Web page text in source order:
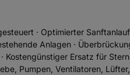
· Optimierter
Anlagen ·
Ersatz für
Pumpen, Ventilatoren,